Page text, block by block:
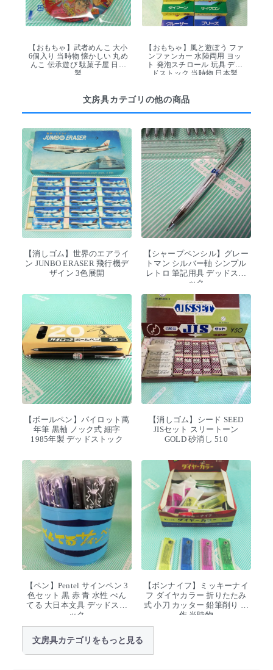
【おもちゃ】武者めんこ 大小
6個入り 当時物 懐かしい 丸め
んこ 伝承遊び 駄菓子屋 日本
製
【おもちゃ】風と遊ぼう ファ
ンファンカー 水陸両用 ヨッ
ト 発泡スチロール 玩具 デッ
ドストック 当時物 日本製
文房具カテゴリの他の商品
【消しゴム】世界のエアライ
ン JUNBO ERASER 飛行機デ
ザイン 3色展開
【シャープペンシル】グレー
トマン シルバー軸 シンプル
レトロ 筆記用具 デッドスト
ック
【ボールペン】パイロット萬
年筆 黒軸 ノック式 細字
1985年製 デッドストック
【消しゴム】シード SEED
JISセット スリートーン
GOLD 砂消し 510
【ペン】Pentel サインペン 3
色セット 黒 赤 青 水性 ぺん
てる 大日本文具 デッドスト
ック
【ボンナイフ】ミッキーナイ
フ ダイヤカラー 折りたたみ
式 小刀 カッター 鉛筆削り 工
作 当時物
文房具カテゴリをもっと見る